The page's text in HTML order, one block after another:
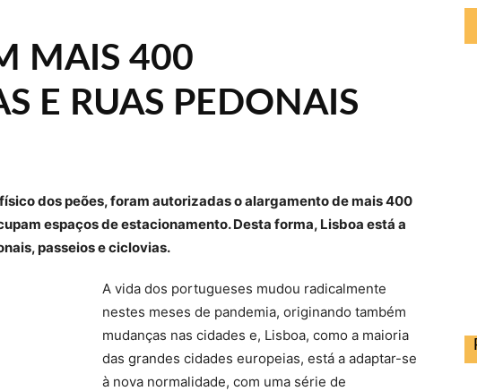
MAIS 400
E RUAS PEDONAIS
dos peões, foram autorizadas o alargamento de mais 400
espaços de estacionamento. Desta forma, Lisboa está a
passeios e ciclovias.
A vida dos portugueses mudou radicalmente
nestes meses de pandemia, originando também
mudanças nas cidades e, Lisboa, como a maioria
das grandes cidades europeias, está a adaptar-se
à nova normalidade, com uma série de